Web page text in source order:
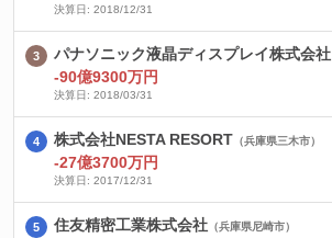
決算日: 2018/12/31
パナソニック液晶ディスプレイ株式会社
-90億9300万円
決算日: 2018/03/31
株式会社NESTA RESORT （兵庫県三木市）
-27億3700万円
決算日: 2017/12/31
住友精密工業株式会社 （兵庫県尼崎市）